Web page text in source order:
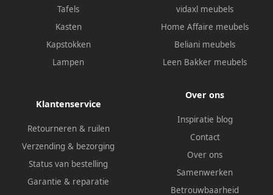
Tafels
Kasten
Kapstokken
Lampen
vidaxl meubels
Home Affaire meubels
Beliani meubels
Leen Bakker meubels
Klantenservice
Retourneren & ruilen
Verzending & bezorging
Status van bestelling
Garantie & reparatie
Over ons
Inspiratie blog
Contact
Over ons
Samenwerken
Betrouwbaarheid